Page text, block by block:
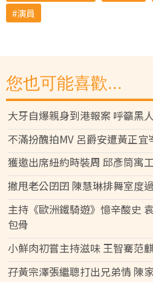
演員
您也可能喜歡...
大牙自爆親身到港報案 呼籲黑
不滿扮醜拍MV 呂爵安遭黃正宜
獲邀出席紐約時裝周 邱彥筒寓
撇甩老公囝囝 陳慧琳排舞室度
主持《歐洲鐵騎遊》憶辛酸史
包骨
小鮮肉初嘗主持滋味 王智騫范
孖黃宗澤張繼聰打出兄弟情 陳